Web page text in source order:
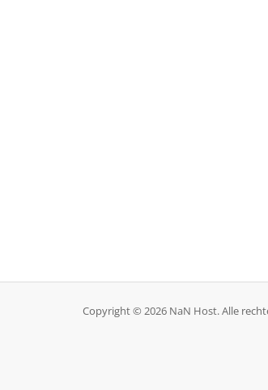
Copyright © 2026 NaN Host. Alle